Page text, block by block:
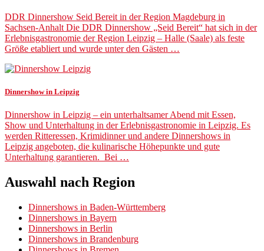
DDR Dinnershow Seid Bereit in der Region Magdeburg in
Sachsen-Anhalt Die DDR Dinnershow „Seid Bereit“ hat sich in der
Erlebnisgastronomie der Region Leipzig – Halle (Saale) als feste
Größe etabliert und wurde unter den Gästen …
Dinnershow in Leipzig
Dinnershow in Leipzig – ein unterhaltsamer Abend mit Essen,
Show und Unterhaltung in der Erlebnisgastronomie in Leipzig. Es
werden Ritteressen, Krimidinner und andere Dinnershows in
Leipzig angeboten, die kulinarische Höhepunkte und gute
Unterhaltung garantieren. Bei …
Auswahl nach Region
Dinnershows in Baden-Württemberg
Dinnershows in Bayern
Dinnershows in Berlin
Dinnershows in Brandenburg